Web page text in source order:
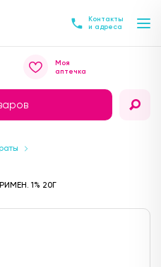
Контакты
и адреса
Моя
аптечка
1% 20Г